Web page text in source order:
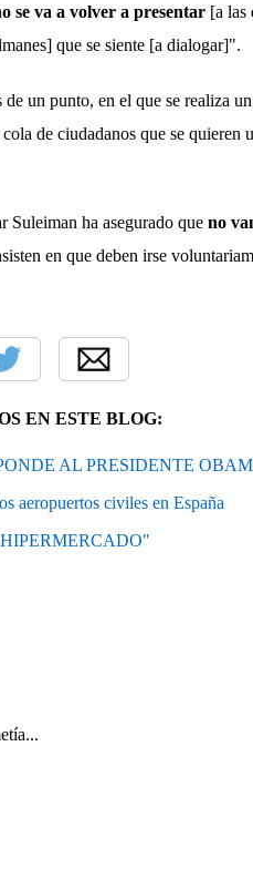
se va a volver a presentar [a las
que se siente [a dialogar]".
de un punto, en el que se realiza
de ciudadanos que se quieren
Suleiman ha asegurado que no
en que deben irse
EN ESTE BLOG:
AL PRESIDENTE
aeropuertos civiles en España